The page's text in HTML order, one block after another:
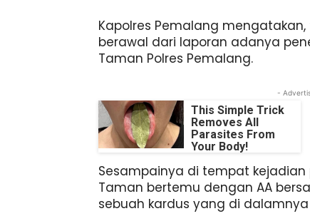
Kapolres Pemalang
berawal dari laporan adanya
Taman Polres Pemalang.
-
This Simple Trick
Removes All
Parasites From
Your Body!
Sesampainya di tempat kejadian
Taman bertemu dengan AA
sebuah kardus yang di